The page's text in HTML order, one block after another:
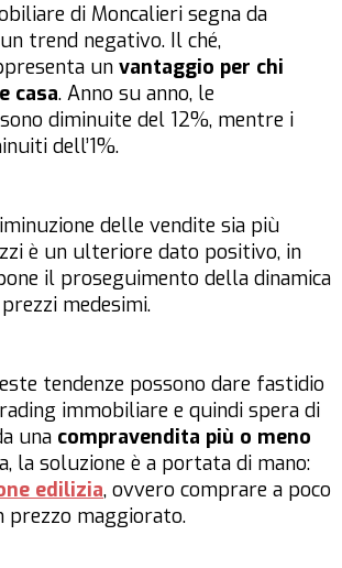
di Moncalieri segna da
trend negativo. Il ché,
un vantaggio per chi
casa. Anno su anno, le
diminuite del 12%, mentre i
dell’1%.
delle vendite sia più
è un ulteriore dato positivo, in
il proseguimento della dinamica
medesimi.
tendenze possono dare fastidio
immobiliare e quindi spera di
una compravendita più o meno
la soluzione è a portata di mano:
edilizia, ovvero comprare a poco
prezzo maggiorato.